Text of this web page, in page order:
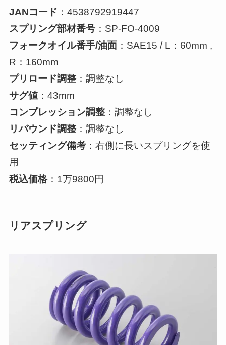
JANコード ：4538792919447
スプリング部材番号：SP-FO-4009
フォークオイル番手/油面：SAE15 / L：60mm ,
R：160mm
プリロード調整：調整なし
サグ値：43mm
コンプレッション調整：調整なし
リバウンド調整：調整なし
セッティング備考：右側に長いスプリングを使
用
税込価格：1万9800円
リアスプリング